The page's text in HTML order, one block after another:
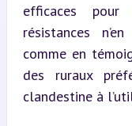
efficaces
résistances
comme en
des ruraux
clandestine à